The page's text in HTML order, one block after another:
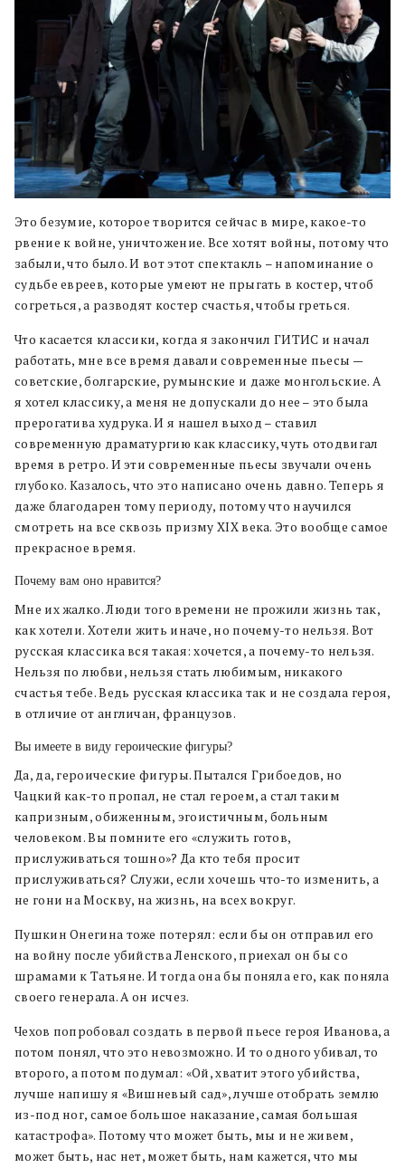
Это безумие, которое творится сейчас в мире, какое-то
рвение к войне, уничтожение. Все хотят войны, потому что
забыли, что было. И вот этот спектакль – напоминание о
судьбе евреев, которые умеют не прыгать в костер, чтоб
согреться, а разводят костер счастья, чтобы греться.
Что касается классики, когда я закончил ГИТИС и начал
работать, мне все время давали современные пьесы —
советские, болгарские, румынские и даже монгольские. А
я хотел классику, а меня не допускали до нее – это была
прерогатива худрука. И я нашел выход – ставил
современную драматургию как классику, чуть отодвигал
время в ретро. И эти современные пьесы звучали очень
глубоко. Казалось, что это написано очень давно. Теперь я
даже благодарен тому периоду, потому что научился
смотреть на все сквозь призму XIX века. Это вообще самое
прекрасное время.
Почему вам оно нравится?
Мне их жалко. Люди того времени не прожили жизнь так,
как хотели. Хотели жить иначе, но почему-то нельзя. Вот
русская классика вся такая: хочется, а почему-то нельзя.
Нельзя по любви, нельзя стать любимым, никакого
счастья тебе. Ведь русская классика так и не создала героя,
в отличие от англичан, французов.
Вы имеете в виду героические фигуры?
Да, да, героические фигуры. Пытался Грибоедов, но
Чацкий как-то пропал, не стал героем, а стал таким
капризным, обиженным, эгоистичным, больным
человеком. Вы помните его «служить готов,
прислуживаться тошно»? Да кто тебя просит
прислуживаться? Служи, если хочешь что-то изменить, а
не гони на Москву, на жизнь, на всех вокруг.
Пушкин Онегина тоже потерял: если бы он отправил его
на войну после убийства Ленского, приехал он бы со
шрамами к Татьяне. И тогда она бы поняла его, как поняла
своего генерала. А он исчез.
Чехов попробовал создать в первой пьесе героя Иванова, а
потом понял, что это невозможно. И то одного убивал, то
второго, а потом подумал: «Ой, хватит этого убийства,
лучше напишу я «Вишневый сад», лучше отобрать землю
из-под ног, самое большое наказание, самая большая
катастрофа». Потому что может быть, мы и не живем,
может быть, нас нет, может быть, нам кажется, что мы